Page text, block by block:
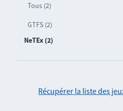
Tous (2)
GTFS (2)
NeTEx (2)
Récupérer la liste des